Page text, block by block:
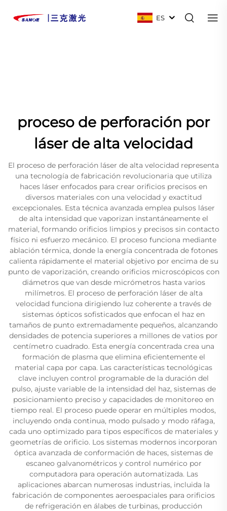
ES
proceso de perforación por
láser de alta velocidad
El proceso de perforación láser de alta velocidad representa
una tecnología de fabricación revolucionaria que utiliza
haces láser enfocados para crear orificios precisos en
diversos materiales con una velocidad y exactitud
excepcionales. Esta técnica avanzada emplea pulsos láser
de alta intensidad que vaporizan instantáneamente el
material, formando orificios limpios y precisos sin contacto
físico ni esfuerzo mecánico. El proceso funciona mediante
ablación térmica, donde la energía concentrada de fotones
calienta rápidamente el material objetivo por encima de su
punto de vaporización, creando orificios microscópicos con
diámetros que van desde micrómetros hasta varios
milímetros. El proceso de perforación láser de alta
velocidad funciona dirigiendo luz coherente a través de
sistemas ópticos sofisticados que enfocan el haz en
tamaños de punto extremadamente pequeños, alcanzando
densidades de potencia superiores a millones de vatios por
centímetro cuadrado. Esta energía concentrada crea una
formación de plasma que elimina eficientemente el
material capa por capa. Las características tecnológicas
clave incluyen control programable de la duración del
pulso, ajuste variable de la intensidad del haz, sistemas de
posicionamiento preciso y capacidades de monitoreo en
tiempo real. El proceso puede operar en múltiples modos,
incluyendo onda continua, modo pulsado y modo ráfaga,
cada uno optimizado para tipos específicos de materiales y
geometrías de orificio. Los sistemas modernos incorporan
óptica avanzada de conformación de haces, sistemas de
escaneo galvanométricos y control numérico por
computadora para operación automatizada. Las
aplicaciones abarcan numerosas industrias, incluida la
fabricación de componentes aeroespaciales para orificios
de refrigeración en álabes de turbinas, producción